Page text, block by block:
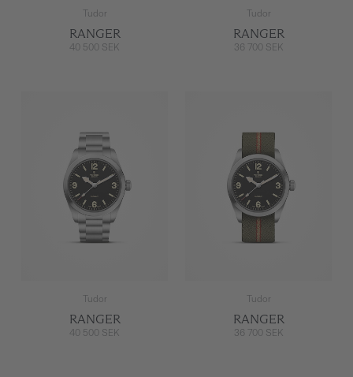
Tudor
RANGER
40 500 SEK
Tudor
RANGER
36 700 SEK
Tudor
RANGER
40 500 SEK
Tudor
RANGER
36 700 SEK